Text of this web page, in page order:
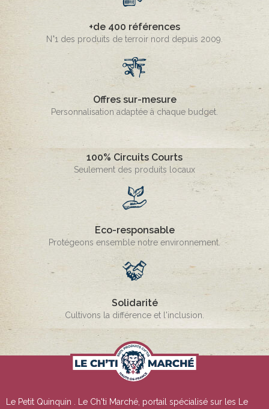
+de 400 références
N°1 des produits de terroir nord depuis 2009.
Offres sur-mesure
Personnalisation adaptée à chaque budget.
100% Circuits Courts
Seulement des produits locaux
Eco-responsable
Protégeons ensemble notre environnement.
Solidarité
Cultivons la différence et l'inclusion.
Le Petit Quinquin . Le Ch'ti Marché, portail spécialisé sur les Le